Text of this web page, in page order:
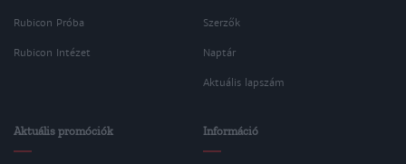
Rubicon Próba
Rubicon Intézet
Szerzők
Naptár
Aktuális lapszám
Aktuális promóciók Információ